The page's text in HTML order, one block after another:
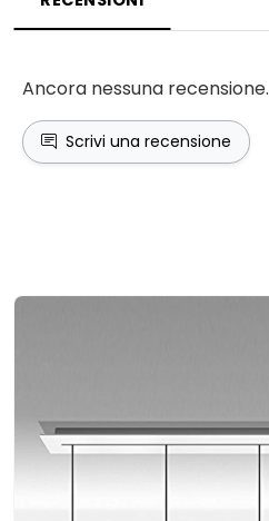
Ancora nessuna recensione.
Scrivi una recensione